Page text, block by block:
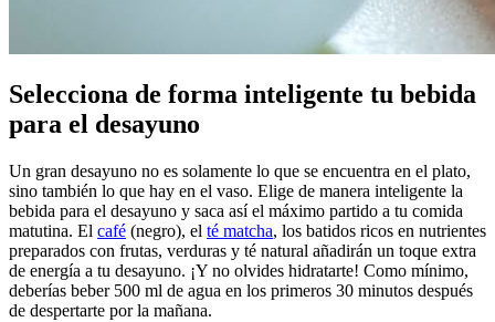
Selecciona de forma inteligente tu bebida
para el desayuno
Un gran desayuno no es solamente lo que se encuentra en el plato,
sino también lo que hay en el vaso. Elige de manera inteligente la
bebida para el desayuno y saca así el máximo partido a tu comida
matutina. El café (negro), el té matcha, los batidos ricos en nutrientes
preparados con frutas, verduras y té natural añadirán un toque extra
de energía a tu desayuno. ¡Y no olvides hidratarte! Como mínimo,
deberías beber 500 ml de agua en los primeros 30 minutos después
de despertarte por la mañana.